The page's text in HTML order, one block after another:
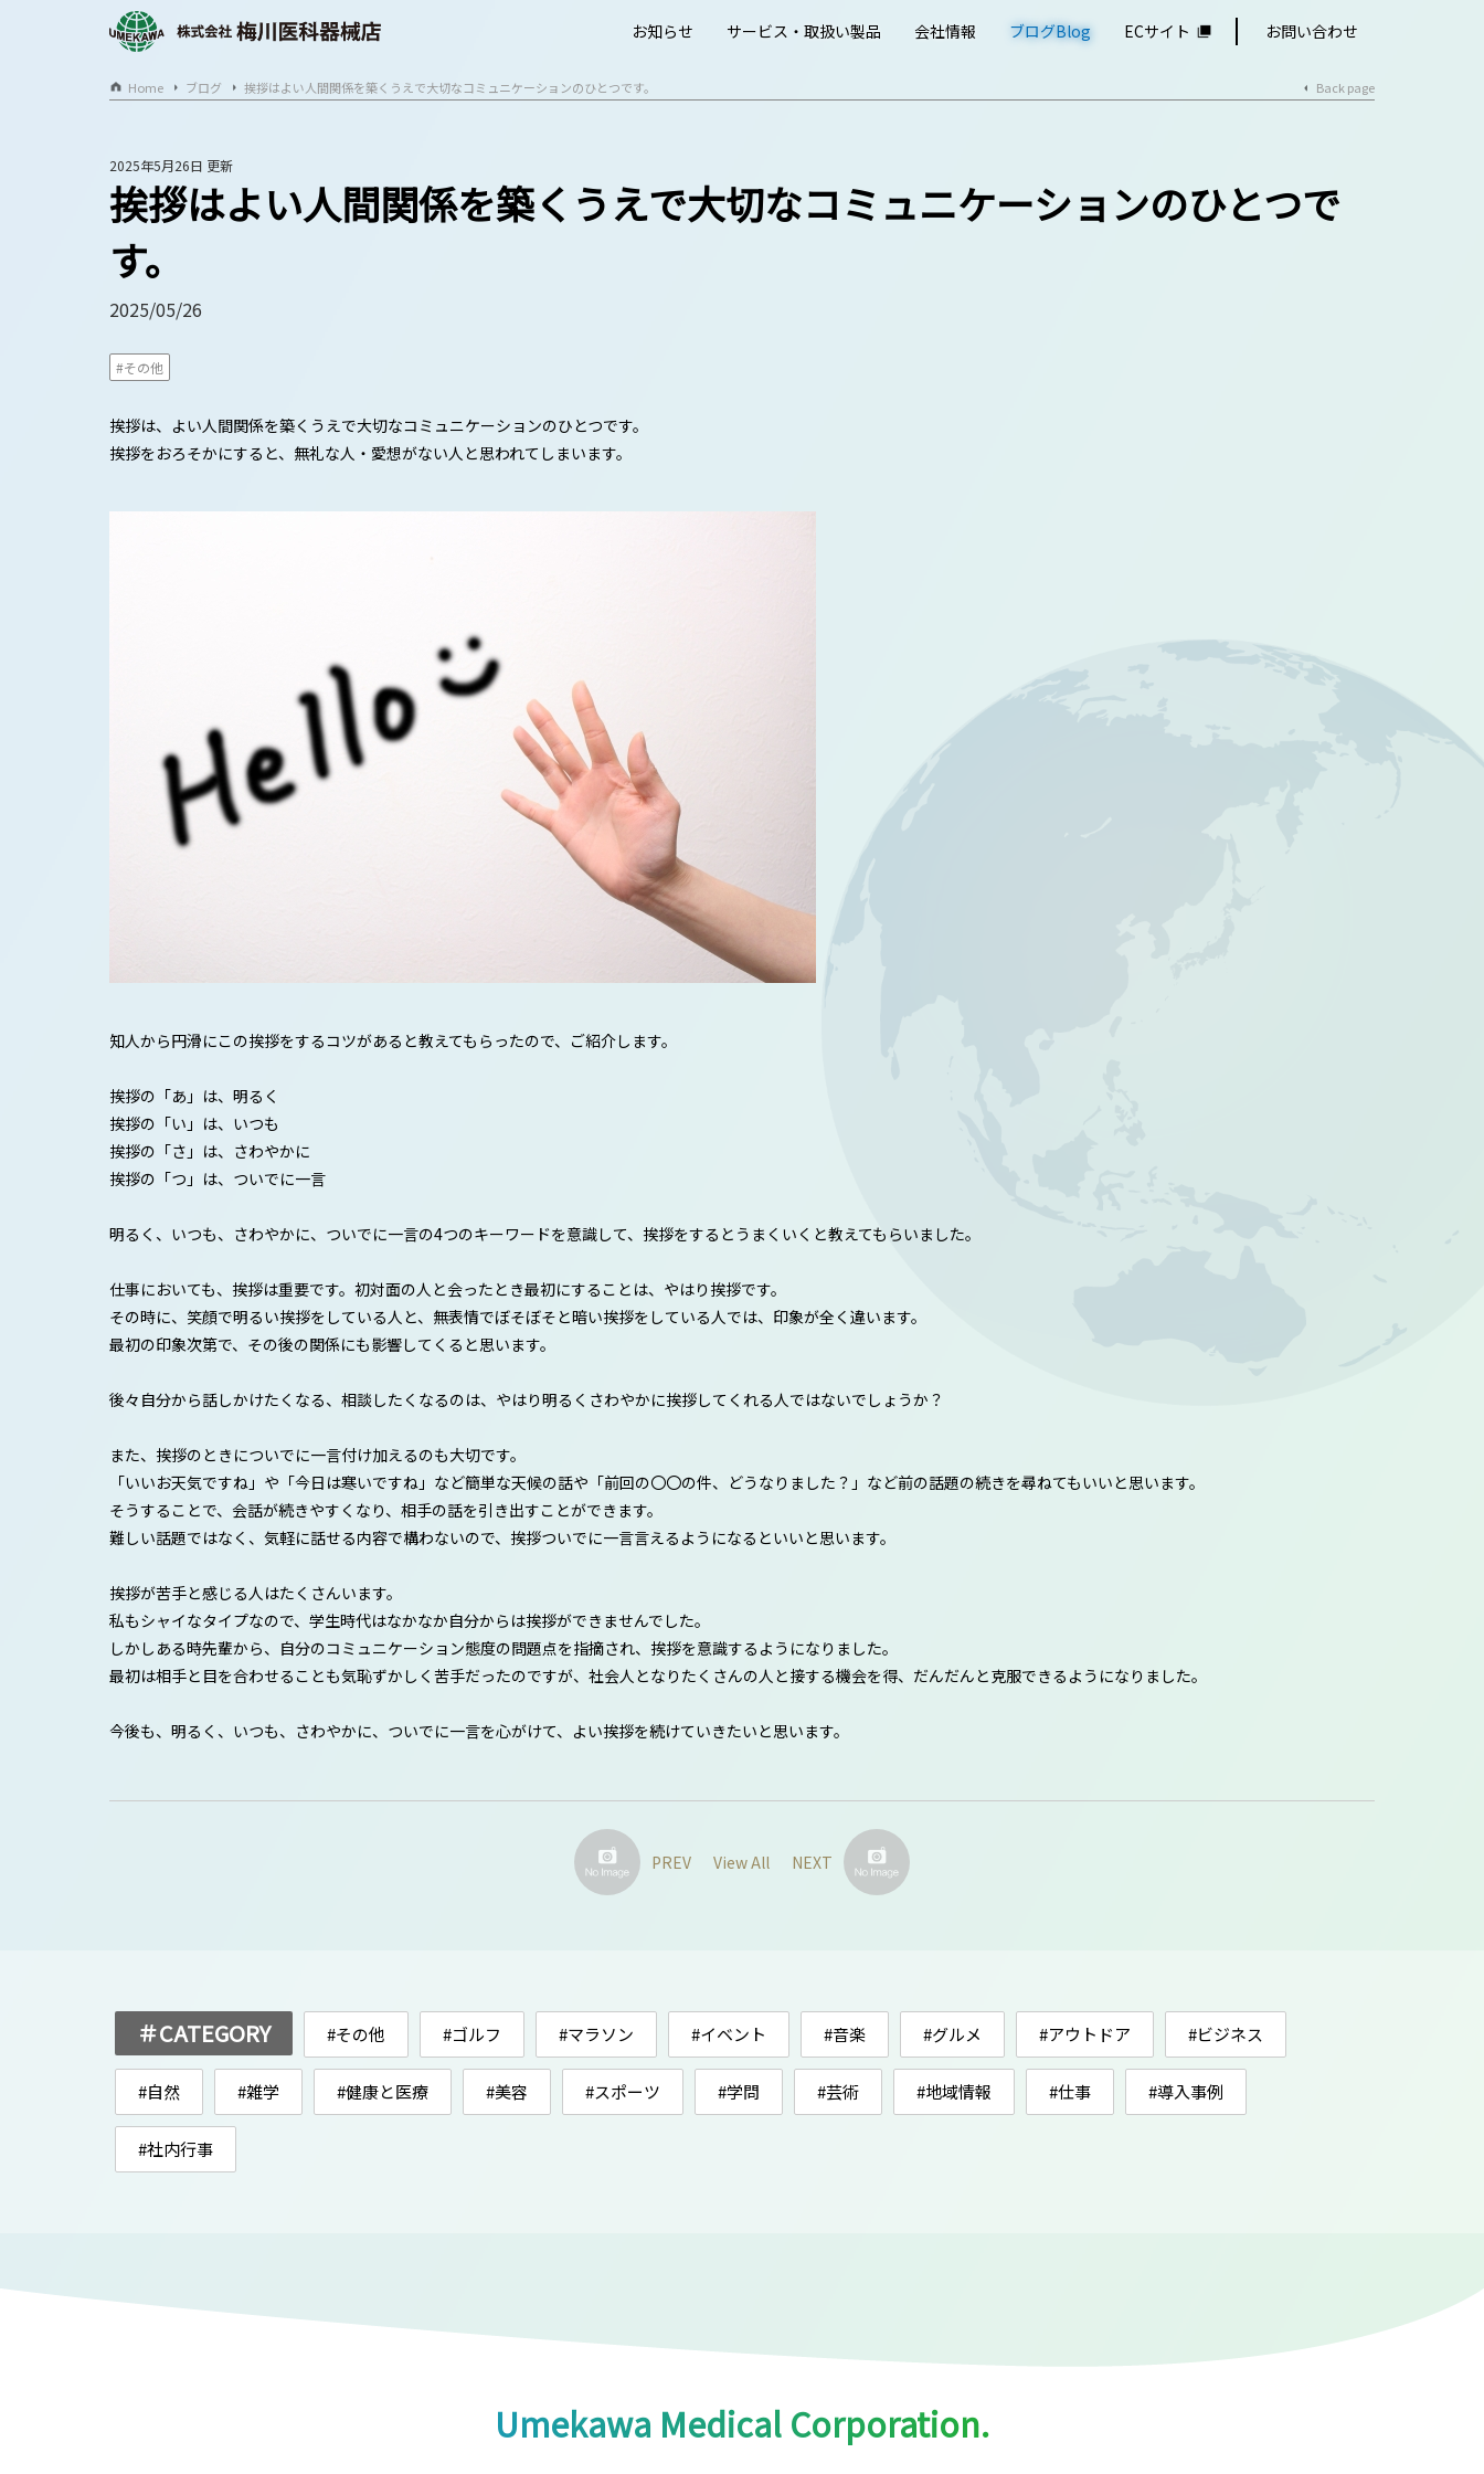
お知らせ サービス・取扱い製品 会社情報 ブログBlog ECサイト お問い合わせ
Home ブログ 挨拶はよい人間関係を築くうえで大切なコミュニケーションのひとつです。 Back page
2025年5月26日 更新
挨拶はよい人間関係を築くうえで大切なコミュニケーションのひとつで
す。
2025/05/26
#その他
挨拶は、よい人間関係を築くうえで大切なコミュニケーションのひとつです。
挨拶をおろそかにすると、無礼な人・愛想がない人と思われてしまいます。
知人から円滑にこの挨拶をするコツがあると教えてもらったので、ご紹介します。
挨拶の「あ」は、明るく
挨拶の「い」は、いつも
挨拶の「さ」は、さわやかに
挨拶の「つ」は、ついでに一言
明るく、いつも、さわやかに、ついでに一言の4つのキーワードを意識して、挨拶をするとうまくいくと教えてもらいました。
仕事においても、挨拶は重要です。初対面の人と会ったとき最初にすることは、やはり挨拶です。
その時に、笑顔で明るい挨拶をしている人と、無表情でぼそぼそと暗い挨拶をしている人では、印象が全く違います。
最初の印象次第で、その後の関係にも影響してくると思います。
後々自分から話しかけたくなる、相談したくなるのは、やはり明るくさわやかに挨拶してくれる人ではないでしょうか？
また、挨拶のときについでに一言付け加えるのも大切です。
「いいお天気ですね」や「今日は寒いですね」など簡単な天候の話や「前回の〇〇の件、どうなりました？」など前の話題の続きを尋ねてもいいと思います。
そうすることで、会話が続きやすくなり、相手の話を引き出すことができます。
難しい話題ではなく、気軽に話せる内容で構わないので、挨拶ついでに一言言えるようになるといいと思います。
挨拶が苦手と感じる人はたくさんいます。
私もシャイなタイプなので、学生時代はなかなか自分からは挨拶ができませんでした。
しかしある時先輩から、自分のコミュニケーション態度の問題点を指摘され、挨拶を意識するようになりました。
最初は相手と目を合わせることも気恥ずかしく苦手だったのですが、社会人となりたくさんの人と接する機会を得、だんだんと克服できるようになりました。
今後も、明るく、いつも、さわやかに、ついでに一言を心がけて、よい挨拶を続けていきたいと思います。
PREV View All NEXT
＃CATEGORY #その他 #ゴルフ #マラソン #イベント #音楽 #グルメ #アウトドア #ビジネス
#自然 #雑学 #健康と医療 #美容 #スポーツ #学問 #芸術 #地域情報 #仕事 #導入事例
#社内行事
Umekawa Medical Corporation.